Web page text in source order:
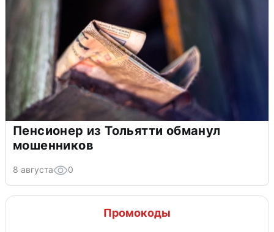
Пенсионер из Тольятти обманул
мошенников
8 августа 0
Промокоды